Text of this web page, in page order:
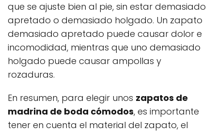
que se ajuste bien al pie, sin estar demasiado
apretado o demasiado holgado. Un zapato
demasiado apretado puede causar dolor e
incomodidad, mientras que uno demasiado
holgado puede causar ampollas y
rozaduras.
En resumen, para elegir unos zapatos de
madrina de boda cómodos, es importante
tener en cuenta el material del zapato, el